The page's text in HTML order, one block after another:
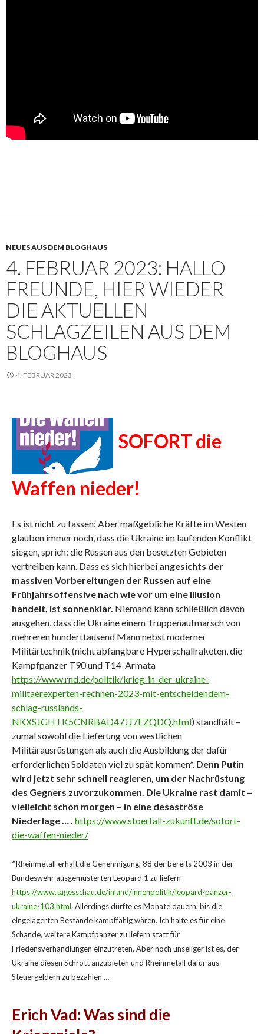
NEUES AUS DEM BLOGHAUS
4. FEBRUAR 2023: HALLO
FREUNDE, HIER WIEDER
DIE AKTUELLEN
SCHLAGZEILEN AUS DEM
BLOGHAUS
4. FEBRUAR 2023
SOFORT die
Waffen nieder!
Es ist nicht zu fassen: Aber maßgebliche Kräfte im Westen
glauben immer noch, dass die Ukraine im laufenden Konflikt
siegen, sprich: die Russen aus den besetzten Gebieten
vertreiben kann. Dass es sich hierbei angesichts der
massiven Vorbereitungen der Russen auf eine
Frühjahrsoffensive nach wie vor um eine Illusion
handelt, ist sonnenklar. Niemand kann schließlich davon
ausgehen, dass die Ukraine einem Truppenaufmarsch von
mehreren hunderttausend Mann nebst moderner
Militärtechnik (nicht abfangbare Hyperschallraketen, die
Kampfpanzer T90 und T14-Armata
https://www.rnd.de/politik/krieg-in-der-ukraine-
militaerexperten-rechnen-2023-mit-entscheidendem-
schlag-russlands-
NKXSJGHTK5CNRBAD47JJ7FZQDQ.html) standhält –
zumal sowohl die Lieferung von westlichen
Militärausrüstungen als auch die Ausbildung der dafür
erforderlichen Soldaten viel zu spät kommen*. Denn Putin
wird jetzt sehr schnell reagieren, um der Nachrüstung
des Gegners zuvorzukommen. Die Ukraine rast damit –
vielleicht schon morgen – in eine desaströse
Niederlage … . https://www.stoerfall-zukunft.de/sofort-
die-waffen-nieder/
*Rheinmetall erhält die Genehmigung, 88 der bereits 2003 in der
Bundeswehr ausgemusterten Leopard 1 zu liefern
https://www.tagesschau.de/inland/innenpolitik/leopard-panzer-
ukraine-103.html. Allerdings dürfte es Monate dauern, bis die
eingelagerten Bestände kampffähig wären. Ich halte es für eine
Schande, weitere Kampfpanzer zu liefern statt für
Friedensverhandlungen einzutreten. Aber noch unseliger ist es, der
Ukraine diesen Schrott anzubieten und Rheinmetall dafür aus
Steuergeldern zu bezahlen …
Erich Vad: Was sind die